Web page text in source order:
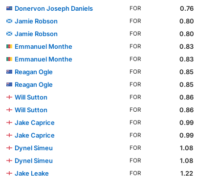
Donervon Joseph Daniels
FOR
0.76
Jamie Robson
FOR
0.80
Jamie Robson
FOR
0.80
Emmanuel Monthe
FOR
0.83
Emmanuel Monthe
FOR
0.83
Reagan Ogle
FOR
0.85
Reagan Ogle
FOR
0.85
Will Sutton
FOR
0.86
Will Sutton
FOR
0.86
Jake Caprice
FOR
0.99
Jake Caprice
FOR
0.99
Dynel Simeu
FOR
1.08
Dynel Simeu
FOR
1.08
Jake Leake
FOR
1.22